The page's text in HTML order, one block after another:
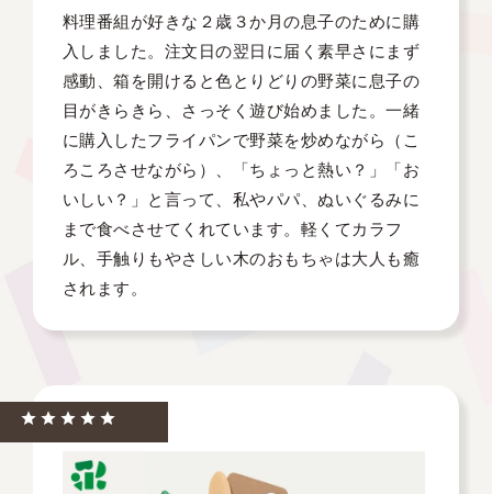
料理番組が好きな２歳３か月の息子のために購
入しました。注文日の翌日に届く素早さにまず
感動、箱を開けると色とりどりの野菜に息子の
目がきらきら、さっそく遊び始めました。一緒
に購入したフライパンで野菜を炒めながら（こ
ろころさせながら）、「ちょっと熱い？」「お
いしい？」と言って、私やパパ、ぬいぐるみに
まで食べさせてくれています。軽くてカラフ
ル、手触りもやさしい木のおもちゃは大人も癒
されます。